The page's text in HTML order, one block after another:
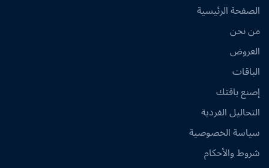
الصفحة الرئيسية
من نحن
العروض
الباقات
إصنع باقتك
التحاليل الفردية
سياسة الخصوصية
شروط والأحكام